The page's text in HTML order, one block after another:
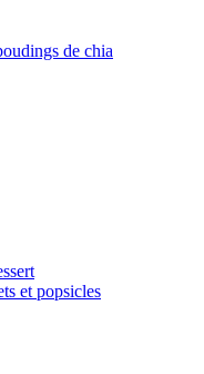
de chia
et popsicles